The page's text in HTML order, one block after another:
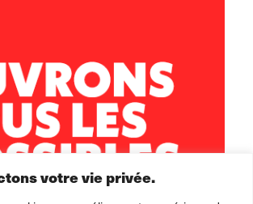
votre vie privée.